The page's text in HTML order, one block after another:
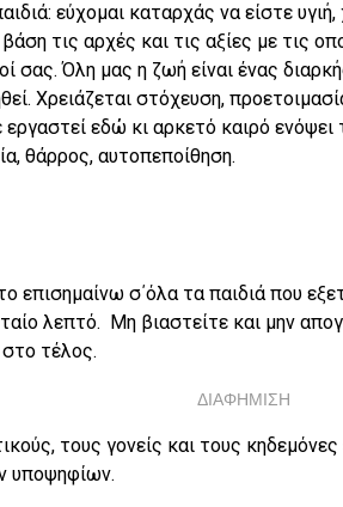
εύχομαι καταρχάς να είστε
τις αρχές και τις αξίες με τις
σας. Όλη μας η ζωή είναι ένας
Χρειάζεται στόχευση,
εργαστεί εδώ κι αρκετό καιρό
θάρρος, αυτοπεποίθηση.
σ΄όλα τα παιδιά που
λεπτό. Μη βιαστείτε και μην
στο τέλος.
ΔΙΑΦΗΜΙΣΗ
τους γονείς και τους κηδεμόνες
υποψηφίων.